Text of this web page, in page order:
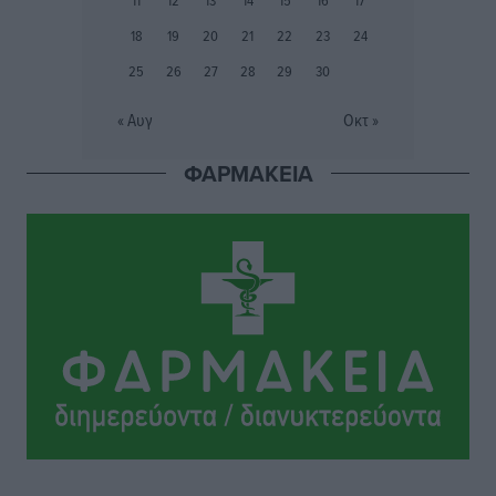
Εθνικός Αρχίπολης: Μεγάλο βήμα προόδου η ίδρυση
πριν 8 ώρες
ΠΑΜΕ ΣΤΟΙΧΗΜΑ: Περισσότερα από 95 εκατομμύρια
ευρώ σε κέρδη μοίρασε τον Ιούλιο
Αθλητικά• πριν 8 ώρες
Ολοκλήρωση του έργου αναβάθμισης των
18
19 20 21 22 23
24
25
26 27 28 29 30
« Αυγ Οκτ »
ΦΑΡΜΑΚΕΙΑ